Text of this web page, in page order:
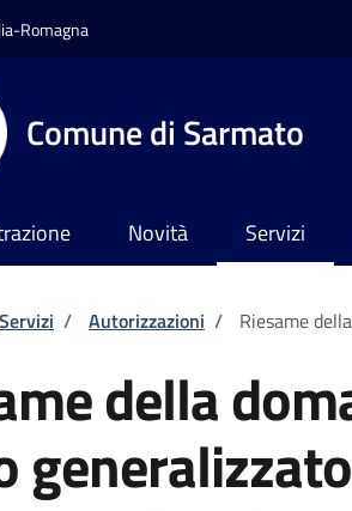
Romagna
Comune di Sarmato
Novità Servizi
di pane
Servizi / Autorizzazioni / Riesame
della
generalizzato